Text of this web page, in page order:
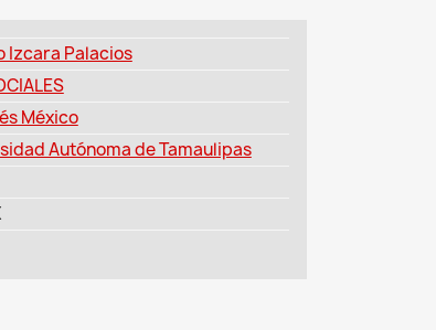
Izcara Palacios
México
Autónoma de Tamaulipas